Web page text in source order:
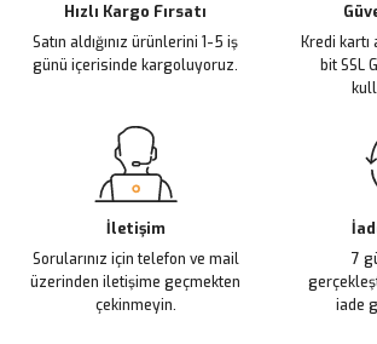
Ürün fiyatı diğer sitelerden daha pahalı.
Bu ürüne benzer farklı alternatifler olmalı.
Hızlı Kargo Fırsatı
Satın aldığınız ürünlerini 1-5 iş
günü içerisinde kargoluyoruz.
Kredi
bit SSL
İletişim
Sorularınız için telefon ve mail
üzerinden iletişime geçmekten
çekinmeyin.
7
iade